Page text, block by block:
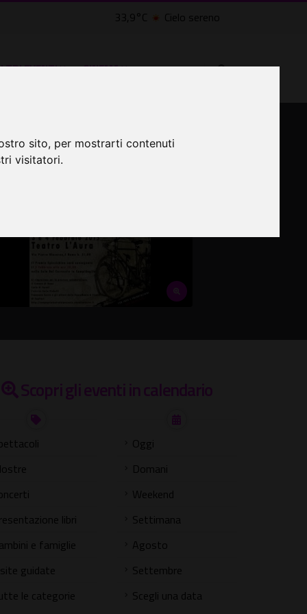
sito, per mostrarti contenuti
visitatori.
33,9°C Cielo sereno
EVENTI ˅ CINEMA ˅
Scopri gli eventi in calendario
libri
e famiglie
guidate
le categorie
Oggi
Domani
Weekend
Settimana
Agosto
Settembre
Scegli una data